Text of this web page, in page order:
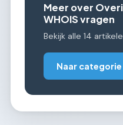
Meer over
WHOIS vragen
Bekijk alle 14
Naar